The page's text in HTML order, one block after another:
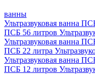
ванны
Ультразвуковая ванна
ПСБ 56 литров
Ультразвуковая ванна
ПСБ 22 литра
Ультразвуковая ванна
ПСБ 12 литров